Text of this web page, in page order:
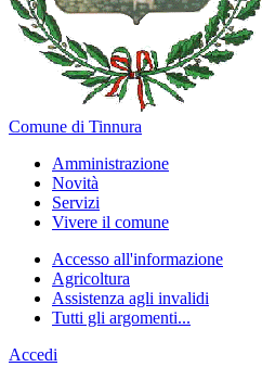
Comune di Tinnura
Amministrazione
Novità
Servizi
Vivere il comune
Accesso all'informazione
Agricoltura
Assistenza agli invalidi
Tutti gli argomenti...
Accedi